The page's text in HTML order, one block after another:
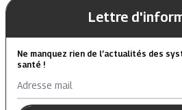
Lettre
Ne manquez rien de l’actualités des
santé !
Adresse mail